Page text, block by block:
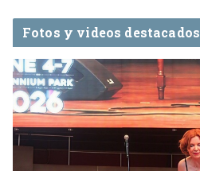
Fotos y videos destacados